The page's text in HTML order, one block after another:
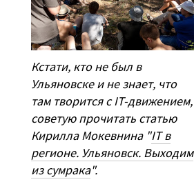
Кстати, кто не был в
Ульяновске и не знает, что
там творится с IT-движением,
советую прочитать статью
Кирилла Мокевнина "IT в
регионе. Ульяновск. Выходим
из сумрака".